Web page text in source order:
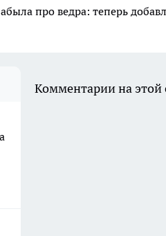
про ведра: теперь
Комментарии на